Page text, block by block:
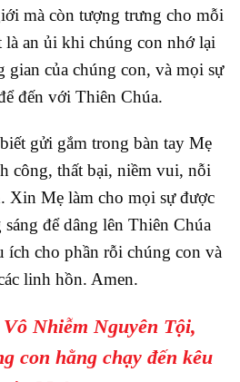
mà còn tượng trưng cho mỗi
an ủi khi chúng con nhớ lại
gian của chúng con, và mọi sự
đến với Thiên Chúa.
gửi gắm trong bàn tay Mẹ
công, thất bại, niềm vui, nỗi
Xin Mẹ làm cho mọi sự được
để dâng lên Thiên Chúa
ích cho phần rỗi chúng con và
linh hồn. Amen.
Nhiễm Nguyên Tội,
con hằng chạy đến kêu